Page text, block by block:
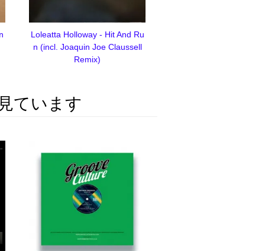
Loleatta Holloway - Hit And Ru
n (incl. Joaquin Joe Claussell
Remix)
ています